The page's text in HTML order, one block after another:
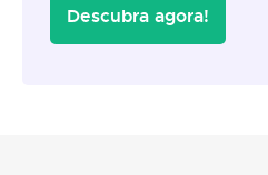
Descubra agora!